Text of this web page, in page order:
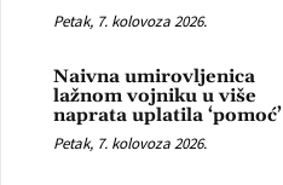
Petak, 7. kolovoza 2026.
Naivna umirovljenica
lažnom vojniku u više
naprata uplatila ‘pomoć’
Petak, 7. kolovoza 2026.